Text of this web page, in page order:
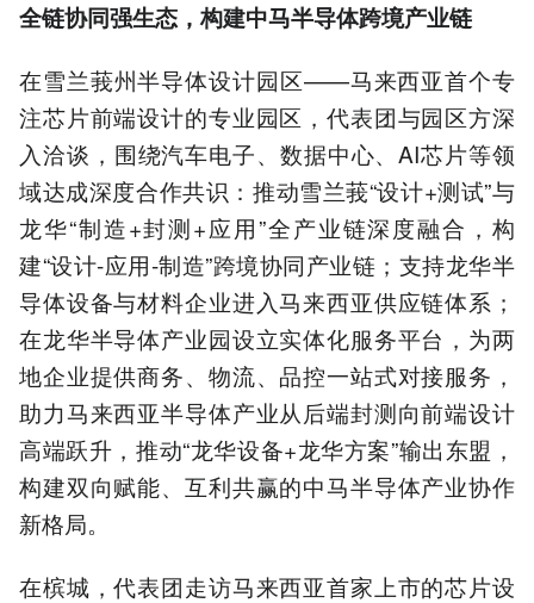
全链协同强生态，构建中马半导体跨境产业链
在雪兰莪州半导体设计园区——马来西亚首个专
注芯片前端设计的专业园区，代表团与园区方深
入洽谈，围绕汽车电子、数据中心、AI芯片等领
域达成深度合作共识：推动雪兰莪“设计+测试”与
龙华“制造+封测+应用”全产业链深度融合，构
建“设计-应用-制造”跨境协同产业链；支持龙华半
导体设备与材料企业进入马来西亚供应链体系；
在龙华半导体产业园设立实体化服务平台，为两
地企业提供商务、物流、品控一站式对接服务，
助力马来西亚半导体产业从后端封测向前端设计
高端跃升，推动“龙华设备+龙华方案”输出东盟，
构建双向赋能、互利共赢的中马半导体产业协作
新格局。
在槟城，代表团走访马来西亚首家上市的芯片设